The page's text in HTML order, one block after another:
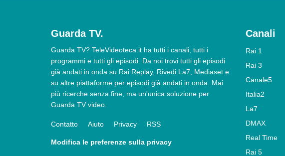
Guarda TV.
Guarda TV? TeleVideoteca.it ha tutti i canali, tutti i
programmi e tutti gli episodi. Da noi trovi tutti gli episodi
già andati in onda su Rai Replay, Rivedi La7, Mediaset e
su altre piattaforme per episodi già andati in onda. Mai
più ricerche senza fine, ma un'unica soluzione per
Guarda TV video.
Contatto Aiuto Privacy RSS
Modifica le preferenze sulla privacy
Canali
Rai 1
Rai 3
Canale5
Italia2
La7
DMAX
Real Time
Rai 5